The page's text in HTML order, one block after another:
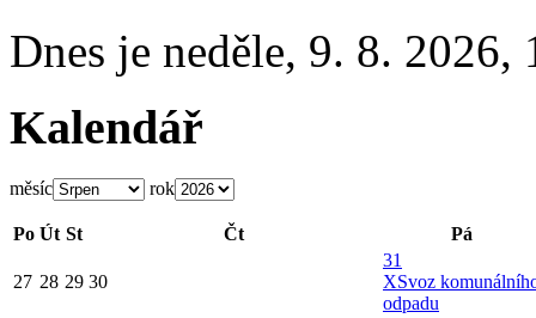
Dnes je neděle, 9. 8. 2026,
Kalendář
měsíc rok
Po Út St Čt Pá
27 28 29 30
31
XSvoz
odpadu